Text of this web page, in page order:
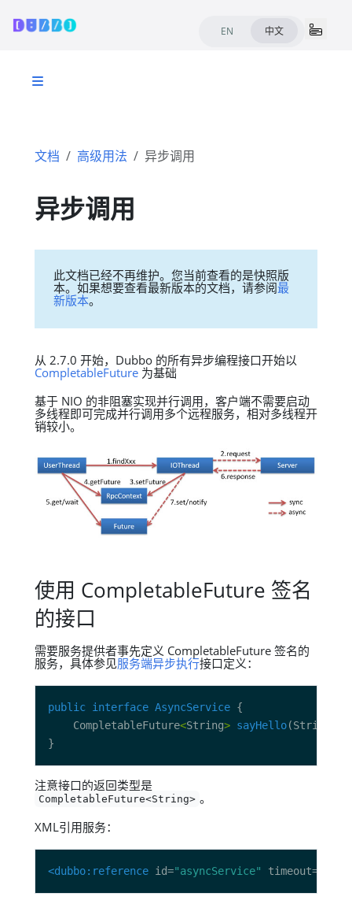
EN 中文
文档 高级用法 异步调用
异步调用
此文档已经不再维护。您当前查看的是快照版
本。如果想要查看最新版本的文档，请参阅最
新版本。
从 2.7.0 开始，Dubbo 的所有异步编程接口开始以
CompletableFuture 为基础
基于 NIO 的非阻塞实现并行调用，客户端不需要启动
多线程即可完成并行调用多个远程服务，相对多线程开
销较小。
使用 CompletableFuture 签名
的接口
需要服务提供者事先定义 CompletableFuture 签名的
服务，具体参见服务端异步执行接口定义：
public interface AsyncService
    CompletableFuture
<String> sayHello
注意接口的返回类型是
CompletableFuture<String> 。
XML引用服务：
<dubbo:reference id="asyncService" timeout=